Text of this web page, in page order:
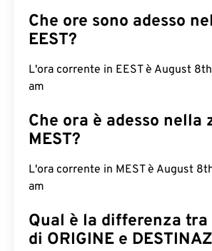
Che ore sono adesso
EEST?
L'ora corrente in EEST è August
am
Che ora è adesso nella
MEST?
L'ora corrente in MEST è August
am
Qual è la differenza
di ORIGINE e